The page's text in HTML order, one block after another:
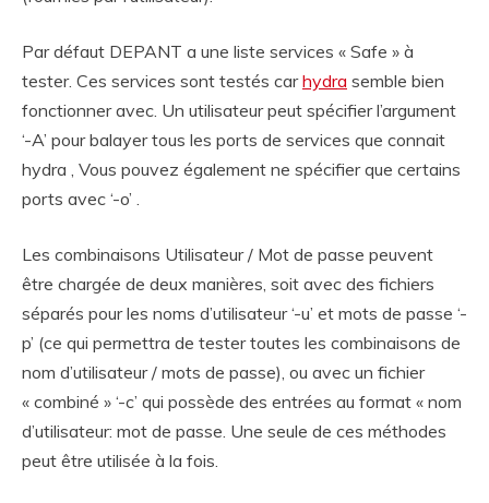
Par défaut DEPANT a une liste services « Safe » à
tester. Ces services sont testés carhydra semble bien
fonctionner avec. Un utilisateur peut spécifier l’argument
‘-A’ pour balayer tous les ports de services que connait
hydra , Vous pouvez également ne spécifier que certains
ports avec ‘-o’ .
Les combinaisons Utilisateur / Mot de passe peuvent
être chargée de deux manières, soit avec des fichiers
séparés pour les noms d’utilisateur ‘-u’ et mots de passe ‘-
p’ (ce qui permettra de tester toutes les combinaisons de
nom d’utilisateur / mots de passe), ou avec un fichier
« combiné » ‘-c’ qui possède des entrées au format « nom
d’utilisateur: mot de passe. Une seule de ces méthodes
peut être utilisée à la fois.